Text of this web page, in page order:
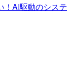
！AI駆動のシステ